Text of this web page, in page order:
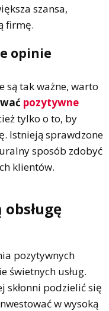
szansa,
firmę.
opinie
są tak ważne, warto
pozytywne
tylko o to, by
Istnieją sprawdzone
sposób zdobyć
klientów.
obsługę
pozytywnych
świetnych usług.
skłonni podzielić się
w wysoką